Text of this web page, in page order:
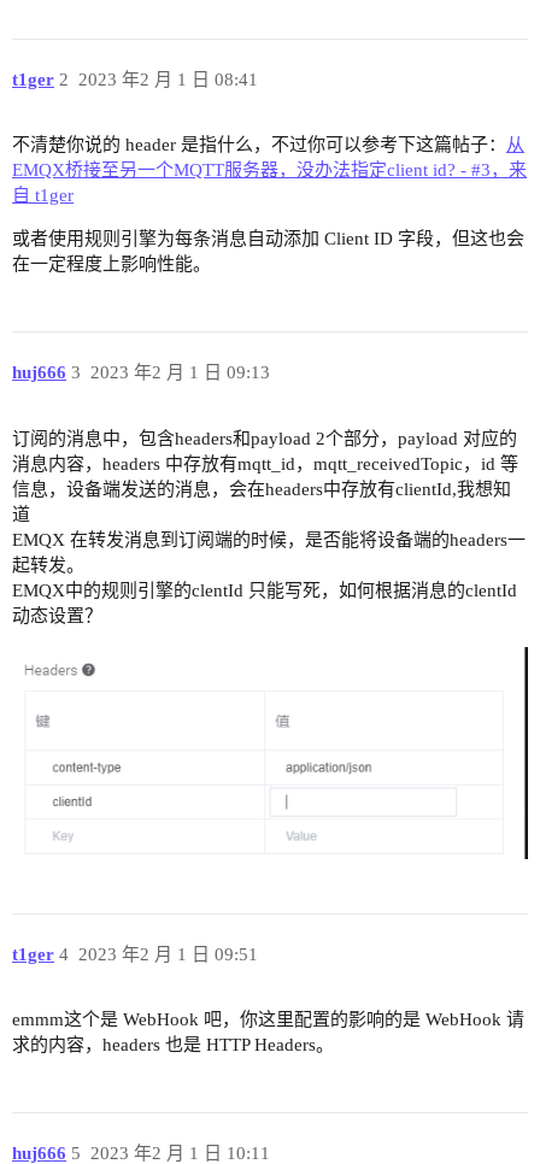
t1ger 2023 年2 月 1 日 08:41
2
不清楚你说的 header 是指什么，不过你可以参考下这篇帖子： 从
EMQX桥接至另一个MQTT服务器，没办法指定client id? - #3，来
自 t1ger
或者使用规则引擎为每条消息自动添加 Client ID 字段，但这也会
在一定程度上影响性能。
huj666 2023 年2 月 1 日 09:13
3
订阅的消息中，包含headers和payload 2个部分，payload 对应的
消息内容，headers 中存放有mqtt_id，mqtt_receivedTopic，id 等
信息，设备端发送的消息，会在headers中存放有clientId,我想知
道
EMQX 在转发消息到订阅端的时候，是否能将设备端的headers一
起转发。
EMQX中的规则引擎的clentId 只能写死，如何根据消息的clentId
动态设置？
t1ger 2023 年2 月 1 日 09:51
4
emmm这个是 WebHook 吧，你这里配置的影响的是 WebHook 请
求的内容，headers 也是 HTTP Headers。
huj666 2023 年2 月 1 日 10:11
5